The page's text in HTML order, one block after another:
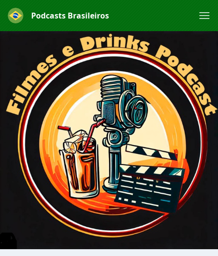
Podcasts Brasileiros